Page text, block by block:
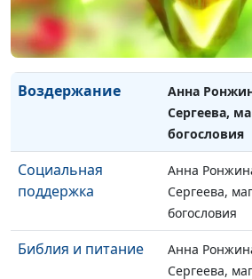
Честность,
целостность и
святость
Анна
Сергеева,
богословия
Воздержание
Анна
Сергеева,
богословия
Социальная
поддержка
Анна
Сергеева,
богословия
Библия и питание
Анна
Сергеева,